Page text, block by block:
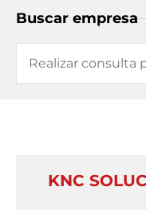
Buscar empresa
KNC